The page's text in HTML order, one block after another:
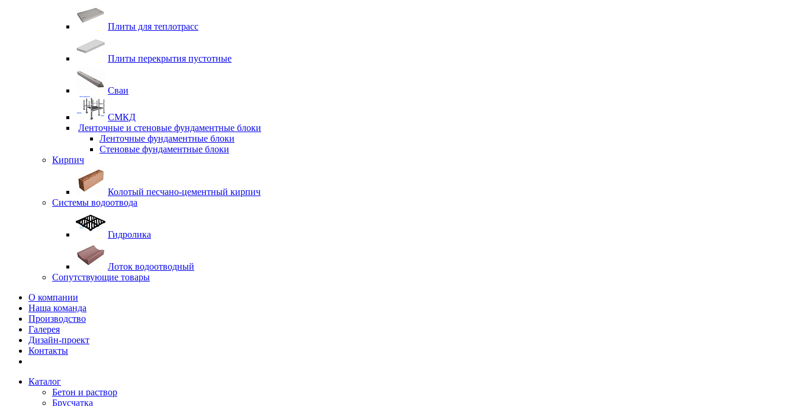
Плиты для теплотрасс
Плиты перекрытия пустотные
Сваи
СМКД
Ленточные и стеновые фундаментные блоки
Ленточные фундаментные блоки
Стеновые фундаментные блоки
Кирпич
Колотый песчано-цементный кирпич
Системы водоотвода
Гидролика
Лоток водоотводный
Сопутствующие товары
О компании
Наша команда
Производство
Галерея
Дизайн-проект
Контакты
Каталог
Бетон и раствор
Брусчатка